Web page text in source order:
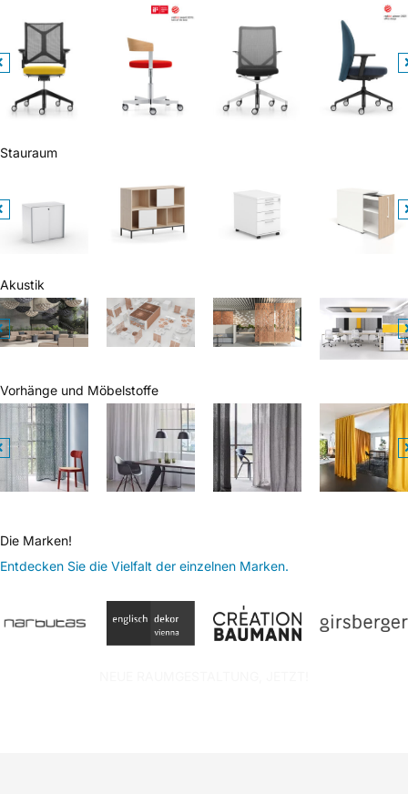
Stauraum
Akustik
Vorhänge und Möbelstoffe
Die Marken!
Entdecken Sie die Vielfalt der einzelnen Marken.